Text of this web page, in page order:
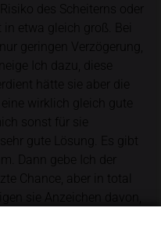
des Scheiterns oder
etwa gleich groß. Bei
geringen Verzögerung,
Ich dazu, diese
hätte sie aber die
wirklich gleich gute
sonst für sie
gute Lösung. Es gibt
Dann gebe Ich der
Chance, aber in total
sie Anzeichen davon,